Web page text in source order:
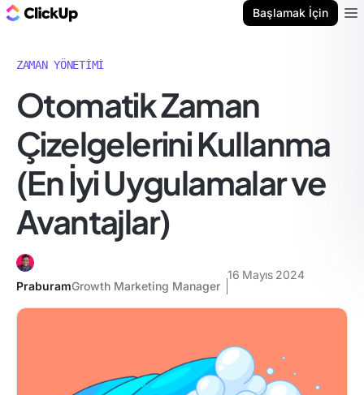
Başlamak İçin
ZAMAN YÖNETIMI
Otomatik Zaman
Çizelgelerini Kullanma
(En İyi Uygulamalar ve
Avantajlar)
PraburamGrowth Marketing Manager
16 Mayıs 2024